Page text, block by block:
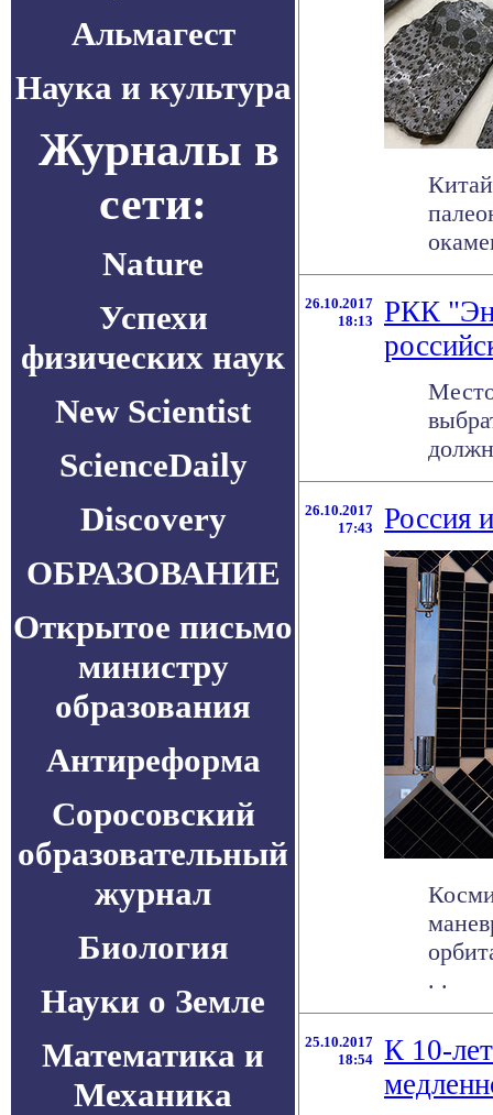
Альмагест
Наука и культура
Журналы в
сети:
Nature
Успехи
физических наук
New Scientist
ScienceDaily
Discovery
ОБРАЗОВАНИЕ
Открытое письмо
министру
образования
Антиреформа
Соросовский
образовательный
журнал
Биология
Науки о Земле
Математика и
Механика
26.10.2017
18:13
РКК
26.10.2017
17:43
Россия
. .
25.10.2017
18:54
К 10-